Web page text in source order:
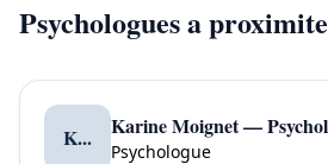
Psychologues a proximite
K...
Psychologue